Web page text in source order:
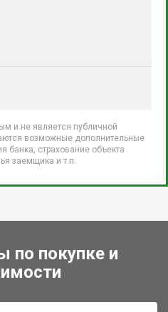
и не является публичной
возможные дополнительные
банка, страхование объекта
заемщика и т.п.
по покупке и